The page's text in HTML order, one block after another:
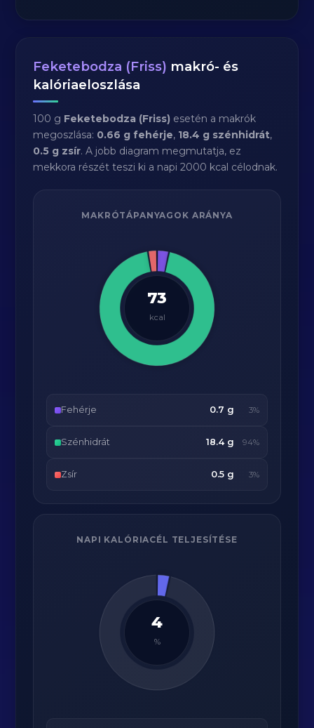
Feketebodza (Friss) makró- és
kalóriaeloszlása
100 g Feketebodza (Friss) esetén a makrók
megoszlása: 0.66 g fehérje, 18.4 g szénhidrát,
0.5 g zsír. A jobb diagram megmutatja, ez
mekkora részét teszi ki a napi 2000 kcal célodnak.
MAKRÓTÁPANYAGOK ARÁNYA
73
kcal
Fehérje 0.7 g 3%
Szénhidrát 18.4 g 94%
Zsír 0.5 g 3%
NAPI KALÓRIACÉL TELJESÍTÉSE
4
%